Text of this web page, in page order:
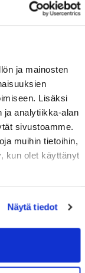
ja mainosten
Lisäksi
ja analytiikka-alan
sivustoamme.
muihin tietoihin,
kun olet käyttänyt
Näytä tiedot